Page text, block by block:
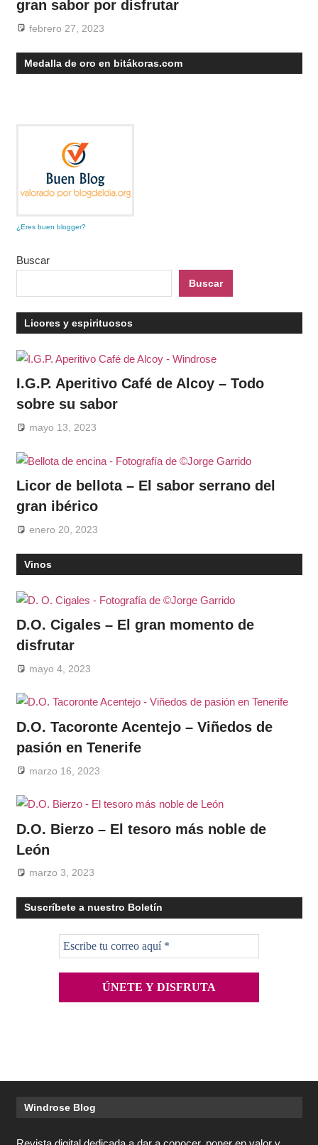
gran sabor por disfrutar
febrero 27, 2023
Medalla de oro en bitákoras.com
¿Eres buen blogger?
Buscar
Buscar
Licores y espirituosos
I.G.P. Aperitivo Café de Alcoy – Todo
sobre su sabor
mayo 13, 2023
Licor de bellota – El sabor serrano del
gran ibérico
enero 20, 2023
Vinos
D.O. Cigales – El gran momento de
disfrutar
mayo 4, 2023
D.O. Tacoronte Acentejo – Viñedos de
pasión en Tenerife
marzo 16, 2023
D.O. Bierzo – El tesoro más noble de
León
marzo 3, 2023
Suscríbete a nuestro Boletín
Windrose Blog